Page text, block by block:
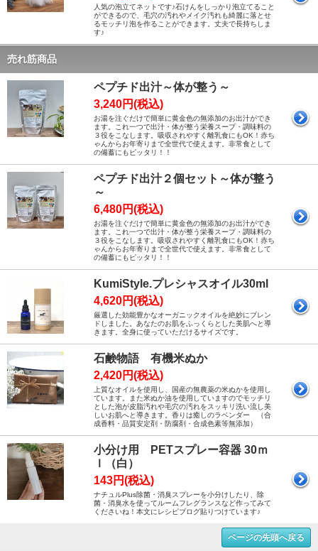
人気の泡立てネットです♪石けんをしっかり泡立てること
ができるので、毛穴の汚れやメイク汚れも綺麗に落とせ
るモッチリ泡を作ることができます。丈夫で長持ちしま
す♪
売れ筋商品
ペプチド出汁～体が整う～
3,240円(税込)
お湯を注ぐだけで簡単に黄金色の無添加のお出汁ができ
ます。これ一つで出汁・体が整う栄養スープ・調味料の
３役をこなします。吸収されやすく離乳食にもOK！赤ち
ゃんからお年寄りまで全世代で使えます。非常食として
の備蓄にもピッタリ！！
ペプチド出汁２個セット～体が整う
～
6,480円(税込)
お湯を注ぐだけで簡単に黄金色の無添加のお出汁ができ
ます。これ一つで出汁・体が整う栄養スープ・調味料の
３役をこなします。吸収されやすく離乳食にもOK！赤ち
ゃんからお年寄りまで全世代で使えます。非常食として
の備蓄にもピッタリ！！
KumiStyle.プレシャスオイル30ml
4,620円(税込)
厳選した効能豊かなオーガニックオイルを絶妙にブレン
ドしました。あなたのお肌をふっくらとした美肌へと導
きます。全身に使っていただけるサイズです。
石鹸物語 有機米ぬか
2,420円(税込)
上質なオイルを使用し、国産の無農薬の米ぬかを使用し
ています。また米ぬか油を使用していますのでモッチリ
とした泡が皮脂汚れや毛穴の汚れをスッキリ洗い流し美
しいお肌へと導きます。香りは癒しのラベンダー （合
成香料・品質安定剤・防腐剤・合成色素等無添加）
小分け用 PETスプレー容器 30ｍ
ｌ（白）
143円(税込)
ナチュルPlus除菌・消臭スプレーを小分けしたり、除
菌・消臭水を使ってルームフレグランスなど作ってみて
くださいね！本文にレシピブログ貼りつけています♪
ページの先頭へ戻る